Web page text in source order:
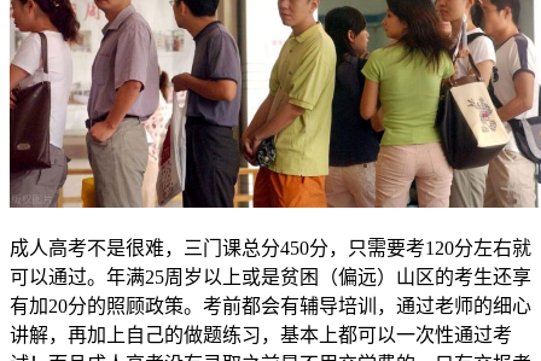
成人高考不是很难，三门课总分450分，只需要考120分左右就
可以通过。年满25周岁以上或是贫困（偏远）山区的考生还享
有加20分的照顾政策。考前都会有辅导培训，通过老师的细心
讲解，再加上自己的做题练习，基本上都可以一次性通过考